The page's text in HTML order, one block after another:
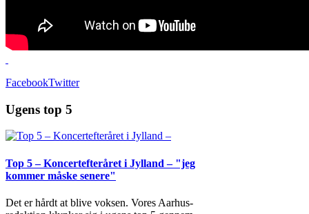
FacebookTwitter
Ugens top 5
Top 5 – Koncertefteråret i Jylland – "jeg
kommer måske senere"
Det er hårdt at blive voksen. Vores Aarhus-